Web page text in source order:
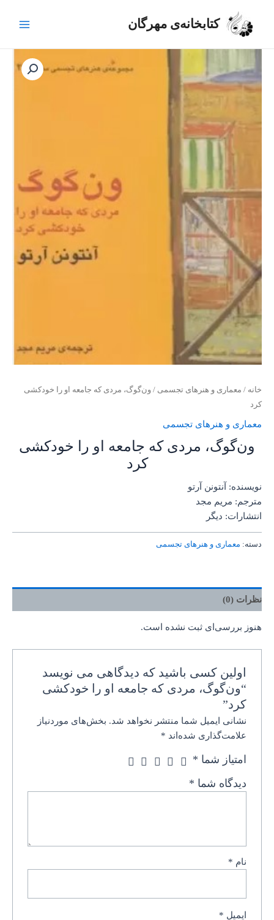
کتابخانه‌ی مهرگان
خانه / معماری و هنرهای تجسمی / ون‌گوگ، مردی که جامعه او را خودکشی
کرد
معماری و هنرهای تجسمی
ون‌گوگ، مردی که جامعه او را خودکشی
کرد
نویسنده: آنتونن آرتو
مترجم: مریم مجد
انتشارات: دیگر
دسته: معماری و هنرهای تجسمی
نظرات (0)
هنوز بررسی‌ای ثبت نشده است.
اولین کسی باشید که دیدگاهی می نویسد
“ون‌گوگ، مردی که جامعه او را خودکشی
کرد”
نشانی ایمیل شما منتشر نخواهد شد. بخش‌های موردنیاز
علامت‌گذاری شده‌اند *
امتیاز شما *
دیدگاه شما *
نام *
ایمیل *